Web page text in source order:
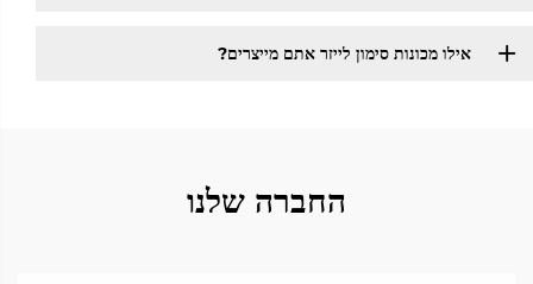
אילו מכונות סימון לייזר אתם מייצרים?
החברה שלנו